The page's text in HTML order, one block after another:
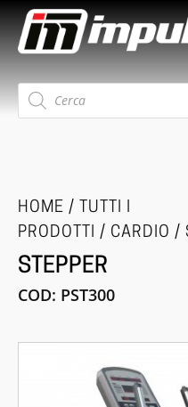
Ricerca
prodotti
HOME / TUTTI I
PRODOTTI / CARDIO /
STEPPER
COD: PST300